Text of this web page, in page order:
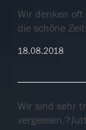
Wir denken
die schöne
18.08.2018
Wir sind sehr